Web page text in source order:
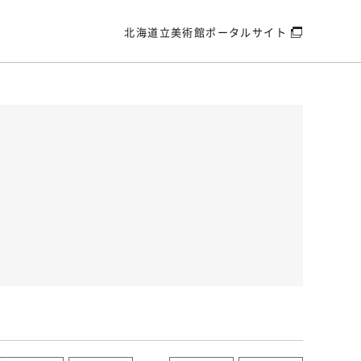
北海道立美術館ポータルサイト